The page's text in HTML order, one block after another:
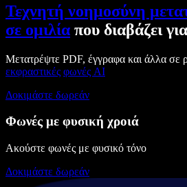
Τεχνητή νοημοσύνη
σε ομιλία που διαβάζει
Μετατρέψτε PDF, έγγραφα και άλλα σε
εκφραστικές φωνές AI
Δοκιμάστε δωρεάν
Φωνές με φυσική χροιά
Ακούστε φωνές με φυσικό τόνο
Δοκιμάστε δωρεάν